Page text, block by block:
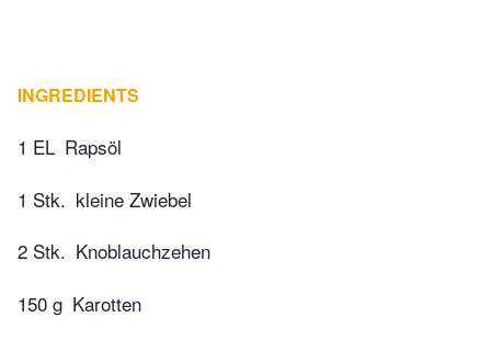
INGREDIENTS
1 EL Rapsöl
1 Stk. kleine Zwiebel
2 Stk. Knoblauchzehen
150 g Karotten